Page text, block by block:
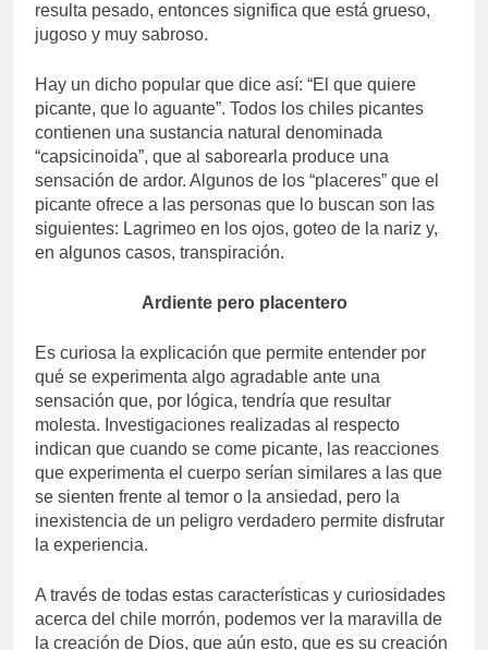
resulta pesado, entonces significa que está grueso,
jugoso y muy sabroso.
Hay un dicho popular que dice así: “El que quiere
picante, que lo aguante”. Todos los chiles picantes
contienen una sustancia natural denominada
“capsicinoida”, que al saborearla produce una
sensación de ardor. Algunos de los “placeres” que el
picante ofrece a las personas que lo buscan son las
siguientes: Lagrimeo en los ojos, goteo de la nariz y,
en algunos casos, transpiración.
Ardiente pero placentero
Es curiosa la explicación que permite entender por
qué se experimenta algo agradable ante una
sensación que, por lógica, tendría que resultar
molesta. Investigaciones realizadas al respecto
indican que cuando se come picante, las reacciones
que experimenta el cuerpo serían similares a las que
se sienten frente al temor o la ansiedad, pero la
inexistencia de un peligro verdadero permite disfrutar
la experiencia.
A través de todas estas características y curiosidades
acerca del chile morrón, podemos ver la maravilla de
la creación de Dios, que aún esto, que es su creación